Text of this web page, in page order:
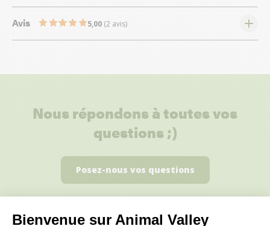
Bienvenue sur Animal Valley
Avis 5,00 (2 avis)
Nous répondons à toutes vos
questions ;)
Posez-nous vos questions